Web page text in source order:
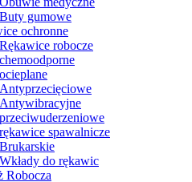
Buty gumowe
ochronne
Rękawice robocze
chemoodporne
ocieplane
Antyprzecięciowe
Antywibracyjne
przeciwuderzeniowe
rękawice spawalnicze
Brukarskie
Wkłady do rękawic
Robocza